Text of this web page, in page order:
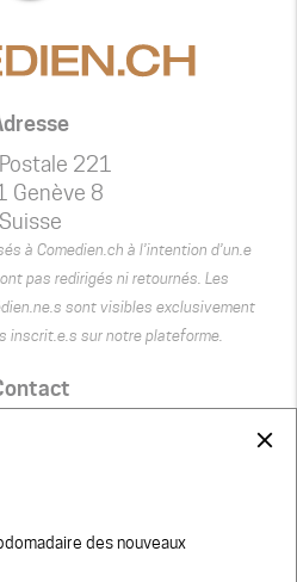
221
Genève 8
Suisse
à Comedien.ch à l’intention d’un.e
pas redirigés ni retournés. Les
sont visibles exclusivement
inscrit.e.s sur notre plateforme.
close
des nouveaux